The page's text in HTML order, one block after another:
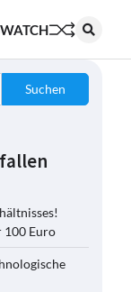
WATCH
Suchen
100 Euro